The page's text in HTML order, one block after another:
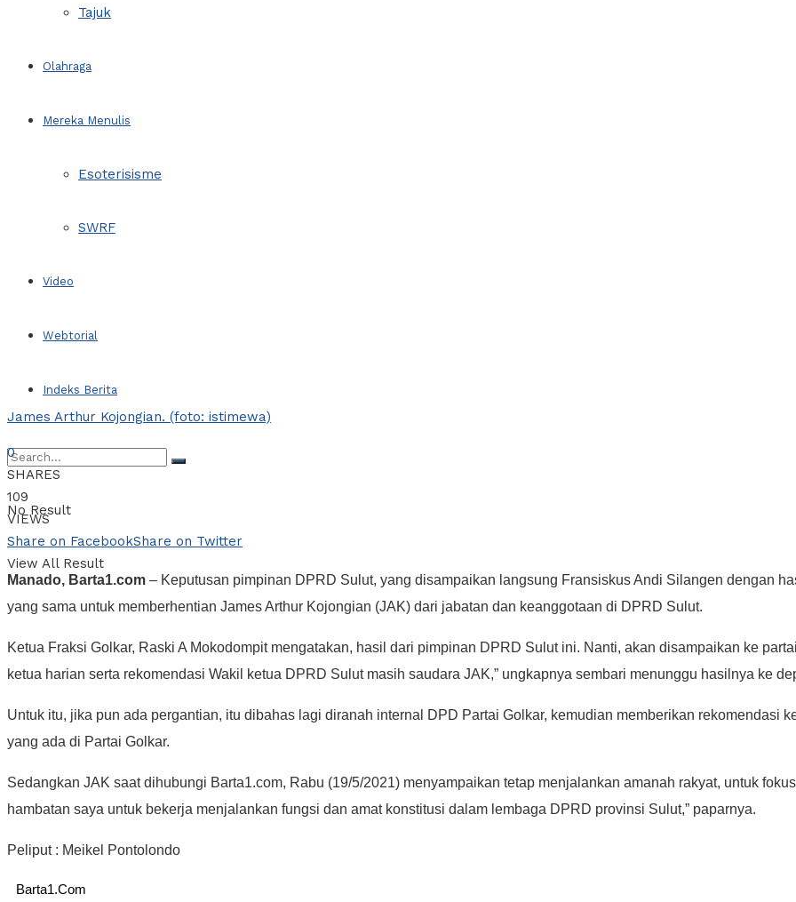
Tajuk
Olahraga
Mereka Menulis
Esoterisisme
SWRF
Video
Webtorial
Indeks Berita
No Result
View All Result
James Arthur Kojongian. (foto: istimewa)
0
SHARES
109
VIEWS
Share on FacebookShare on Twitter
Manado, Barta1.com – Keputusan pimpinan DPRD Sulut, yang disampaikan langsung Fransiskus Andi Silangen dengan
yang sama untuk memberhentian James Arthur Kojongian (JAK) dari jabatan dan keanggotaan di DPRD Sulut.
Ketua Fraksi Golkar, Raski A Mokodompit mengatakan, hasil dari pimpinan DPRD Sulut ini. Nanti, akan disampaikan ke
ketua harian serta rekomendasi Wakil ketua DPRD Sulut masih saudara JAK,” ungkapnya sembari menunggu hasilnya ke
Untuk itu, jika pun ada pergantian, itu dibahas lagi diranah internal DPD Partai Golkar, kemudian memberikan rekomendasi
yang ada di Partai Golkar.
Sedangkan JAK saat dihubungi Barta1.com, Rabu (19/5/2021) menyampaikan tetap menjalankan amanah rakyat, untuk
hambatan saya untuk bekerja menjalankan fungsi dan amat konstitusi dalam lembaga DPRD provinsi Sulut,” paparnya.
Peliput : Meikel Pontolondo
Barta1.Com